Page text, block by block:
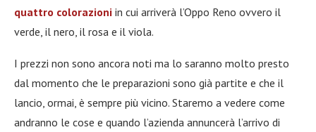
quattro colorazioni in cui arriverà l’Oppo Reno ovvero il
verde, il nero, il rosa e il viola.
I prezzi non sono ancora noti ma lo saranno molto presto
dal momento che le preparazioni sono già partite e che il
lancio, ormai, è sempre più vicino. Staremo a vedere come
andranno le cose e quando l’azienda annuncerà l’arrivo di